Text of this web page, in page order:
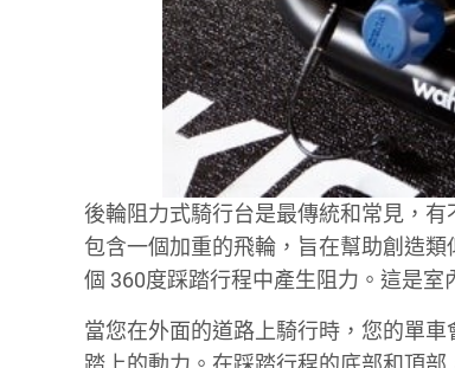
後輪阻力式騎行台是最傳統和常見，
包含一個加重的飛輪，旨在幫助創造
個 360度踩踏行程中產生阻力。這是室
當您在外面的道路上騎行時，您的單